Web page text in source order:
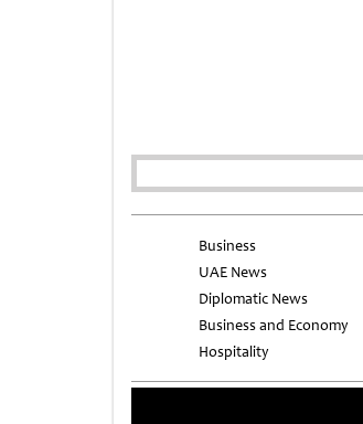
Business
UAE News
Diplomatic News
Business and Economy
Hospitality